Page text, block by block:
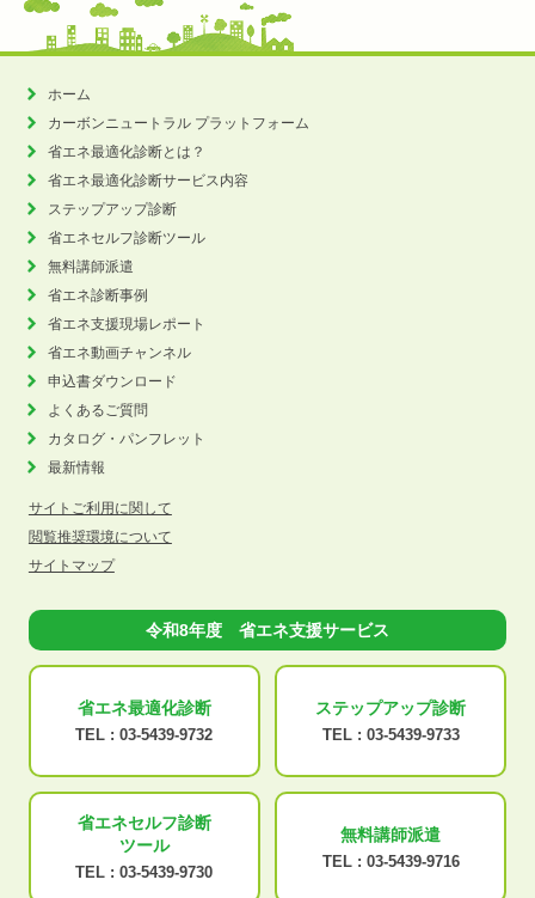
ホーム
カーボンニュートラル プラットフォーム
省エネ最適化診断とは？
省エネ最適化診断サービス内容
ステップアップ診断
省エネセルフ診断ツール
無料講師派遣
省エネ診断事例
省エネ支援現場レポート
省エネ動画チャンネル
申込書ダウンロード
よくあるご質問
カタログ・パンフレット
最新情報
サイトご利用に関して
閲覧推奨環境について
サイトマップ
令和8年度 省エネ支援サービス
省エネ最適化診断
TEL : 03-5439-9732
ステップアップ診断
TEL : 03-5439-9733
省エネセルフ診断
ツール
TEL : 03-5439-9730
無料講師派遣
TEL : 03-5439-9716